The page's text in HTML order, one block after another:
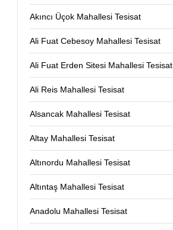
Akıncı Üçok Mahallesi Tesisat
Ali Fuat Cebesoy Mahallesi Tesisat
Ali Fuat Erden Sitesi Mahallesi Tesisat
Ali Reis Mahallesi Tesisat
Alsancak Mahallesi Tesisat
Altay Mahallesi Tesisat
Altınordu Mahallesi Tesisat
Altıntaş Mahallesi Tesisat
Anadolu Mahallesi Tesisat